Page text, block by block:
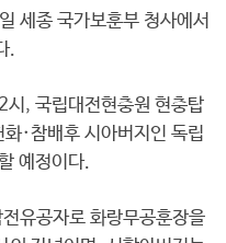
세종 국가보훈부 청사에서
.
시, 국립대전현충원 현충탑
·참배후 시아버지인 독립
예정이다.
유공자로 화랑무공훈장을